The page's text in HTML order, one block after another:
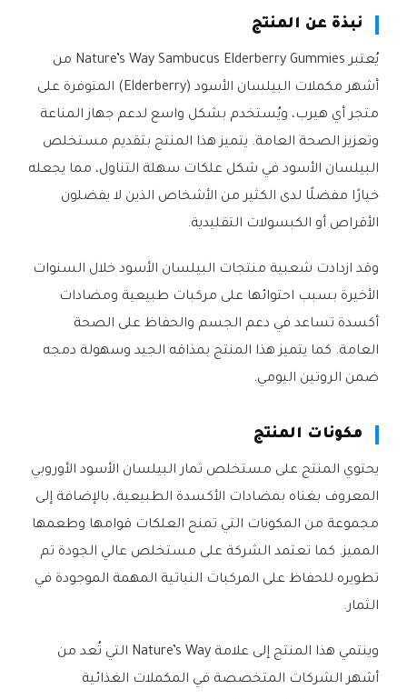
نبذة عن المنتج
يُعتبر Nature’s Way Sambucus Elderberry Gummies من
أشهر مكملات البيلسان الأسود (Elderberry) المتوفرة على
متجر أي هيرب، ويُستخدم بشكل واسع لدعم جهاز المناعة
وتعزيز الصحة العامة. يتميز هذا المنتج بتقديم مستخلص
البيلسان الأسود في شكل علكات سهلة التناول، مما يجعله
خيارًا مفضلًا لدى الكثير من الأشخاص الذين لا يفضلون
الأقراص أو الكبسولات التقليدية.
وقد ازدادت شعبية منتجات البيلسان الأسود خلال السنوات
الأخيرة بسبب احتوائها على مركبات طبيعية ومضادات
أكسدة تساعد في دعم الجسم والحفاظ على الصحة
العامة. كما يتميز هذا المنتج بمذاقه الجيد وسهولة دمجه
ضمن الروتين اليومي.
مكونات المنتج
يحتوي المنتج على مستخلص ثمار البيلسان الأسود الأوروبي
المعروف بغناه بمضادات الأكسدة الطبيعية، بالإضافة إلى
مجموعة من المكونات التي تمنح العلكات قوامها وطعمها
المميز. كما تعتمد الشركة على مستخلص عالي الجودة تم
تطويره للحفاظ على المركبات النباتية المهمة الموجودة في
الثمار.
وينتمي هذا المنتج إلى علامة Nature’s Way التي تُعد من
أشهر الشركات المتخصصة في المكملات الغذائية